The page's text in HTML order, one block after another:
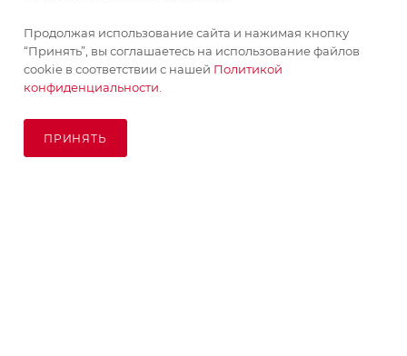
Продолжая использование сайта и нажимая кнопку
“Принять”, вы соглашаетесь на использование файлов
cookie в соответствии с нашей Политикой
конфиденциальности.
ПРИНЯТЬ